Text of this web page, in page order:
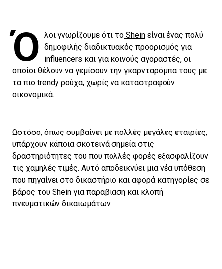
Ό λοι γνωρίζουμε ότι το Shein είναι ένας πολύ
δημοφιλής διαδικτυακός προορισμός για
influencers και για κοινούς αγοραστές, οι
οποίοι θέλουν να γεμίσουν την γκαρνταρόμπα τους με
τα πιο trendy ρούχα, χωρίς να καταστραφούν
οικονομικά.
Ωστόσο, όπως συμβαίνει με πολλές μεγάλες εταιρίες,
υπάρχουν κάποια σκοτεινά σημεία στις
δραστηριότητες του που πολλές φορές εξασφαλίζουν
τις χαμηλές τιμές. Αυτό αποδεικνύει μια νέα υπόθεση
που πηγαίνει στο δικαστήριο και αφορά κατηγορίες σε
βάρος του Shein για παραβίαση και κλοπή
πνευματικών δικαιωμάτων.